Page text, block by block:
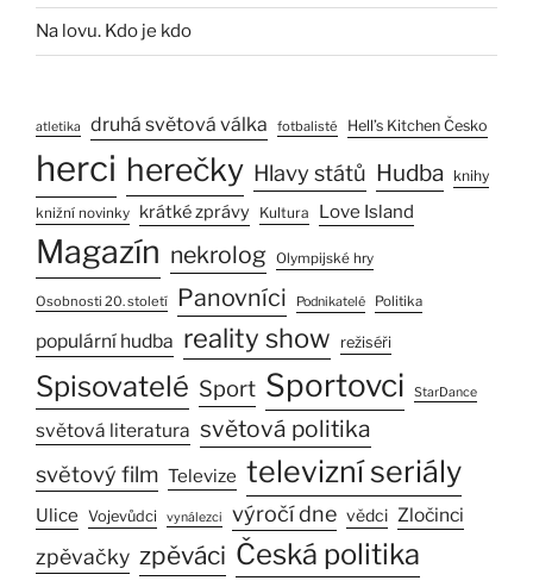
Na lovu. Kdo je kdo
atletika druhá světová válka fotbalisté Hell’s Kitchen Česko
herci herečky Hlavy států Hudba knihy
knižní novinky krátké zprávy Kultura Love Island
Magazín nekrolog Olympijské hry
Osobnosti 20. století Panovníci Podnikatelé Politika
populární hudba reality show režiséři
Spisovatelé Sport Sportovci StarDance
světová literatura světová politika
světový film Televize televizní seriály
Ulice Vojevůdci vynálezci výročí dne vědci Zločinci
zpěvačky zpěváci Česká politika